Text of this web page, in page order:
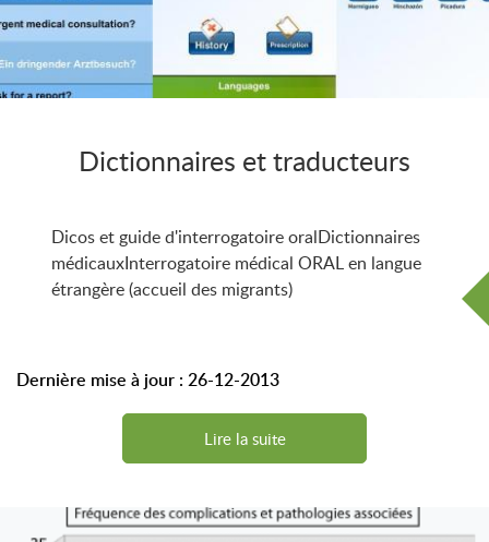
Dictionnaires et traducteurs
Dicos et guide d'interrogatoire oralDictionnaires
médicauxInterrogatoire médical ORAL en langue
étrangère (accueil des migrants)
Dernière mise à jour : 26-12-2013
Lire la suite